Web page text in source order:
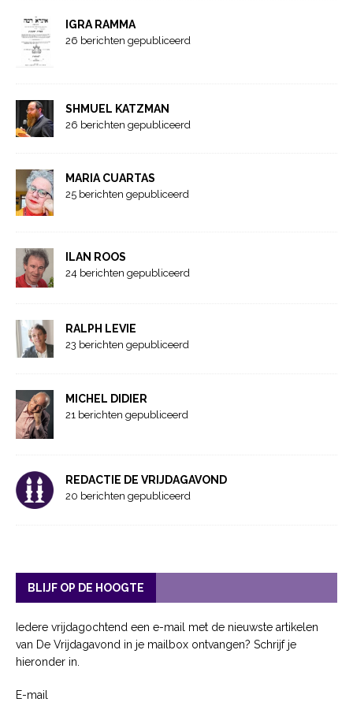
IGRA RAMMA
26 berichten gepubliceerd
SHMUEL KATZMAN
26 berichten gepubliceerd
MARIA CUARTAS
25 berichten gepubliceerd
ILAN ROOS
24 berichten gepubliceerd
RALPH LEVIE
23 berichten gepubliceerd
MICHEL DIDIER
21 berichten gepubliceerd
REDACTIE DE VRIJDAGAVOND
20 berichten gepubliceerd
BLIJF OP DE HOOGTE
Iedere vrijdagochtend een e-mail met de nieuwste artikelen
van De Vrijdagavond in je mailbox ontvangen? Schrijf je
hieronder in.
E-mail